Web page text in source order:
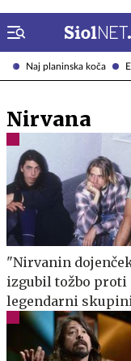
Naj planinska koča
Nirvana
"Nirvanin
izgubil tožbo proti
legendarni skupini